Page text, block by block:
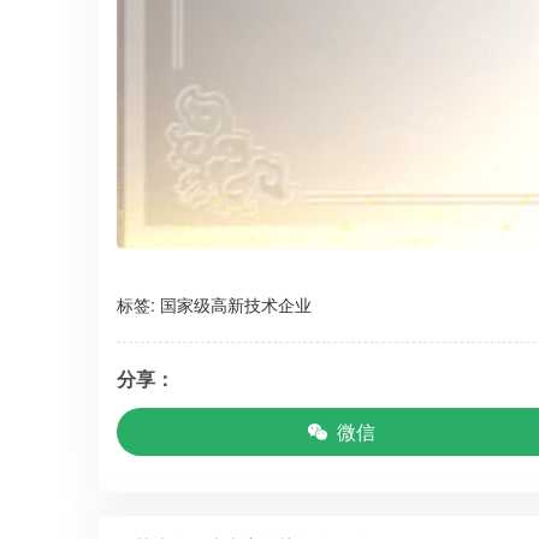
标签: 国家级高新技术企业
分享：
微信